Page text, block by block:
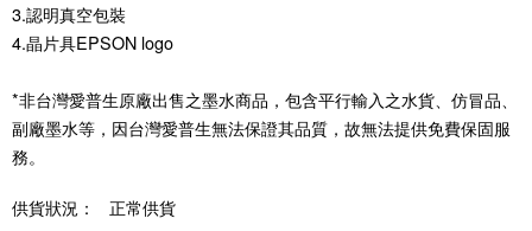
3.認明真空包裝
4.晶片具EPSON logo
*非台灣愛普生原廠出售之墨水商品，包含平行輸入之水貨、仿冒品、
副廠墨水等，因台灣愛普生無法保證其品質，故無法提供免費保固服
務。
供貨狀況： 正常供貨